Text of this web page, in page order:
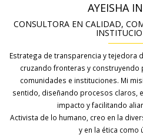
AYEISHA
CONSULTORA EN CALIDAD,
Estratega de transparencia y tejedora
cruzando fronteras y construyendo
comunidades e instituciones. Mi
sentido, diseñando procesos claros,
impacto y facilitando
Activista de lo humano, creo en la
y en la ética como